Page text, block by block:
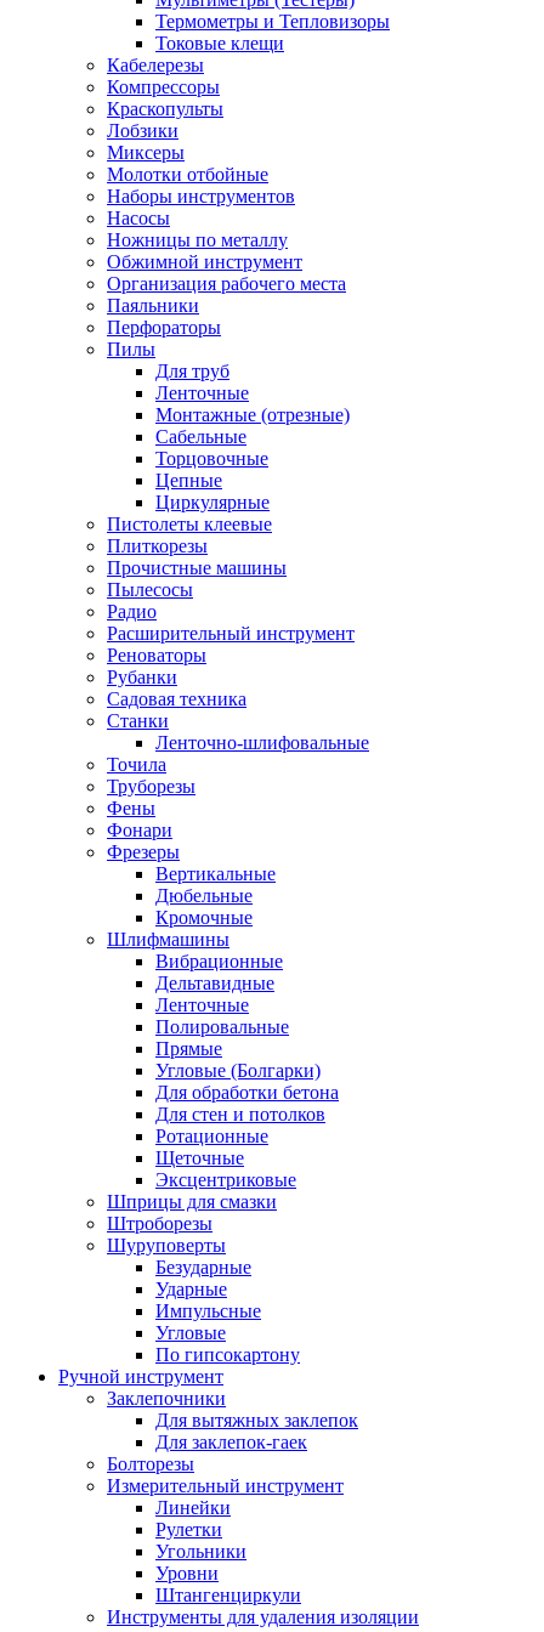
Термометры и Тепловизоры
Токовые клещи
Кабелерезы
Компрессоры
Краскопульты
Лобзики
Миксеры
Молотки отбойные
Наборы инструментов
Насосы
Ножницы по металлу
Обжимной инструмент
Организация рабочего места
Паяльники
Перфораторы
Пилы
Для труб
Ленточные
Монтажные (отрезные)
Сабельные
Торцовочные
Цепные
Циркулярные
Пистолеты клеевые
Плиткорезы
Прочистные машины
Пылесосы
Радио
Расширительный инструмент
Реноваторы
Рубанки
Садовая техника
Станки
Ленточно-шлифовальные
Точила
Труборезы
Фены
Фонари
Фрезеры
Вертикальные
Дюбельные
Кромочные
Шлифмашины
Вибрационные
Дельтавидные
Ленточные
Полировальные
Прямые
Угловые (Болгарки)
Для обработки бетона
Для стен и потолков
Ротационные
Щеточные
Эксцентриковые
Шприцы для смазки
Штроборезы
Шуруповерты
Безударные
Ударные
Импульсные
Угловые
По гипсокартону
Ручной инструмент
Заклепочники
Для вытяжных заклепок
Для заклепок-гаек
Болторезы
Измерительный инструмент
Линейки
Рулетки
Угольники
Уровни
Штангенциркули
Инструменты для удаления изоляции